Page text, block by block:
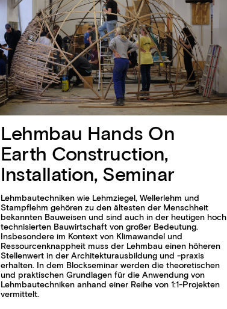
Lehmbau Hands On
Earth Construction,
Installation, Seminar
Lehmbautechniken wie Lehmziegel, Wellerlehm und
Stampflehm gehören zu den ältesten der Menschheit
bekannten Bauweisen und sind auch in der heutigen hoch
technisierten Bauwirtschaft von großer Bedeutung.
Insbesondere im Kontext von Klimawandel und
Ressourcenknappheit muss der Lehmbau einen höheren
Stellenwert in der Architekturausbildung und -praxis
erhalten. In dem Blockseminar werden die theoretischen
und praktischen Grundlagen für die Anwendung von
Lehmbautechniken anhand einer Reihe von 1:1-Projekten
vermittelt.